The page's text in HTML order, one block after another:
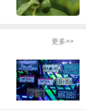
更多>>